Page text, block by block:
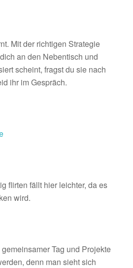
Mit der richtigen Strategie
an den Nebentisch und
scheint, fragst du sie nach
ihr im Gespräch.
flirten fällt hier leichter, da es
wird.
Tag und Projekte
denn man sieht sich